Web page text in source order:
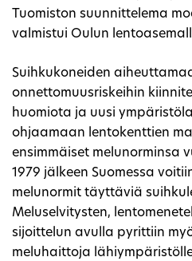
Tuomiston suunnittelema
valmistui Oulun
Suihkukoneiden
onnettomuusriskeihin
huomiota ja uusi
ohjaamaan lentokenttien
ensimmäiset melunorminsa
1979 jälkeen Suomessa
melunormit täyttäviä
Meluselvitysten,
sijoittelun avulla pyrittiin
meluhaittoja